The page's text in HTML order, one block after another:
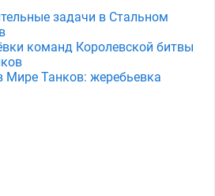
задачи в Стальном
команд Королевской битвы
Мире Танков: жеребьевка